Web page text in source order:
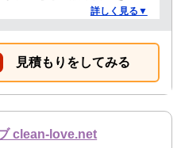
す。 また担当者も明るく、
詳しく見る▼
見積もりをしてみる
clean-love.net